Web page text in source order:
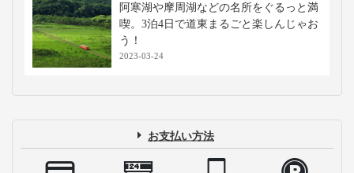
阿寒湖や摩周湖などの名所をぐるっと満
喫。3泊4日で道東まるごと楽しんじゃお
う！
2023-03-24
お支払い方法